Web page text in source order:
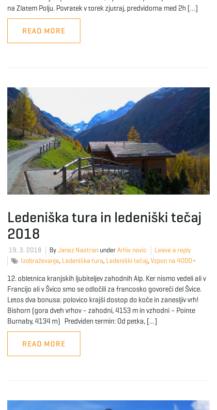
na Zlatem Polju. Povratek v torek zjutraj, predvidoma med 2h […]
READ MORE
Ledeniška tura in ledeniški tečaj
2018
19. 3. 2018 ByJanez Nastran underArhiv novic
Leave a reply
Izobraževanje, Ledeniška tura, Ledeniški tečaj, Vzpon na 4000+
12. obletnica kranjskih ljubiteljev zahodnih Alp. Ker nismo vedeli ali v
Francijo ali v Švico smo se odločili za francosko govoreči del Švice.
Letos dva bonusa: polovico krajši dostop do koče in zanesljiv vrh!
Bishorn (gora dveh vrhov – zahodni, 4153 m in vzhodni – Pointe
Burnaby, 4134 m) Predviden termin: Od petka, […]
READ MORE